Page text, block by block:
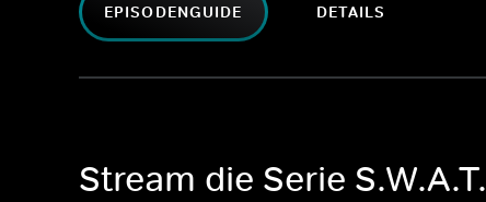
EPISODENGUIDE DETAILS
Stream die Serie S.W.A.T.